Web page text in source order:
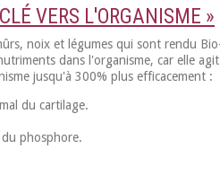
VERS L'ORGANISME »
noix et légumes qui sont rendu
dans l'organisme, car elle
jusqu'à 300% plus efficacement :
du cartilage.
phosphore.